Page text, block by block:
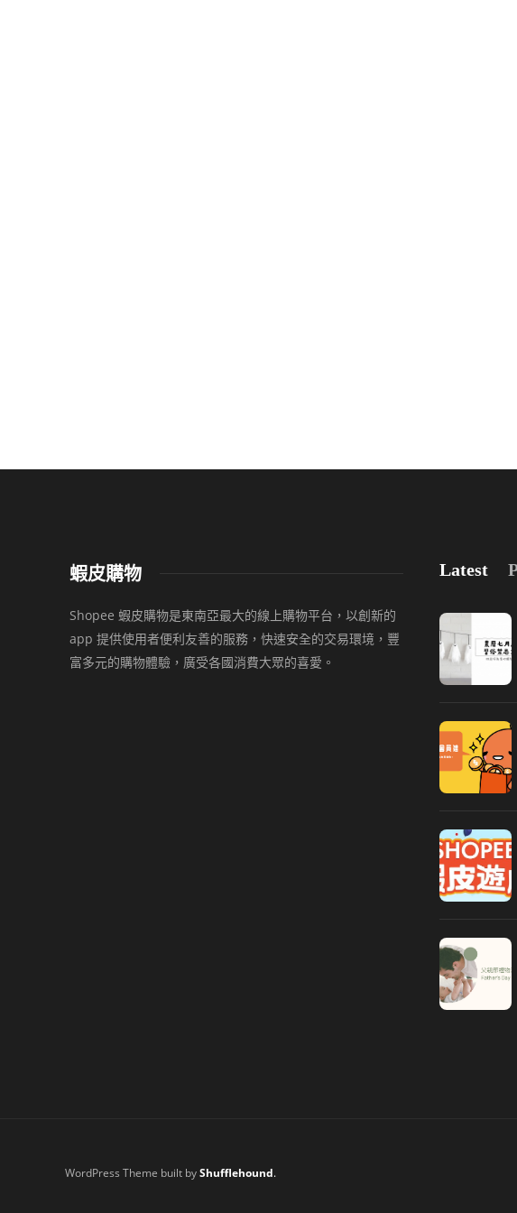
蝦皮購物
Shopee 蝦皮購物是東南亞最大的線上購物平台，以創新的
app 提供使用者便利友善的服務，快速安全的交易環境，豐
富多元的購物體驗，廣受各國消費大眾的喜愛。
Latest
WordPress Theme built byShufflehound.